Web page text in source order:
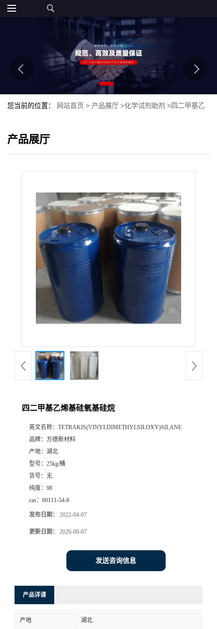
您当前的位置： 网站首页 > 产品展厅 >化学试剂助剂 >四二甲基乙
产品展厅
四二甲基乙烯基硅氧基硅烷
英文名称： TETRAKIS(VINYLDIMETHYLSILOXY)SILANE
品牌： 方德新材料
产地： 湖北
型号： 25kg/桶
货号： 无
纯度： 98
cas： 60111-54-8
发布日期： 2022-04-07
更新日期： 2026-08-07
发送咨询信息
产品详请
产地 湖北